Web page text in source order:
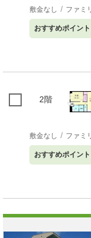
敷金なし ファミ
おすすめポイント
2階
敷金なし ファミ
おすすめポイント